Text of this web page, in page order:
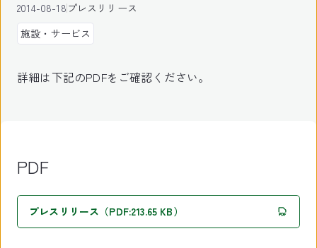
2014-08-18プレスリリース
施設・サービス
詳細は下記のPDFをご確認ください。
PDF
プレスリリース（PDF:213.65 KB）